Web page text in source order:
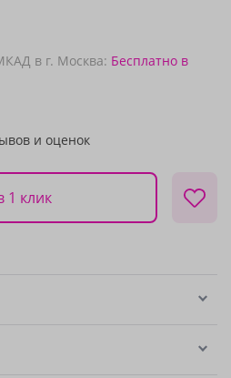
в г. Москва: Бесплатно в
и оценок
1 клик